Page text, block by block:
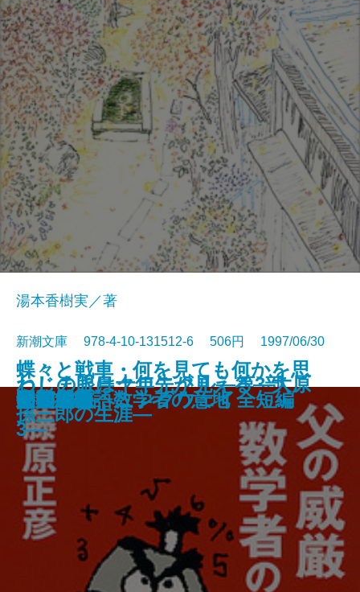
ねじまき鳥クロニクル―第3部
鳥刺し男編―
晏子〔一〕
晏子〔二〕
トゥインクル・ボーイ
流星たちの宴
陋巷に在り〔2〕呪の巻
リヴィエラを撃て〔上〕
リヴィエラを撃て〔下〕
天狗争乱
ポプラの秋
湯本香樹実／著
新潮文庫 978-4-10-131512-6 506円 1997/06/30
父の威厳 数学者の意地
天鵞絨物語
家族趣味
牛への道
わしの眼は十年先が見える―大原
孫三郎の生涯―
母の影
閉鎖病棟
蝶々と戦車・何を見ても何かを思
いだす―ヘミングウェイ全短編
3―
明和絵暦
夕顔